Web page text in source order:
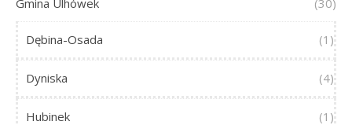
Gmina Ulhówek (30)
Dębina-Osada (1)
Dyniska (4)
Hubinek (1)